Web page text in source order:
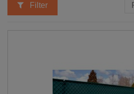
Filter